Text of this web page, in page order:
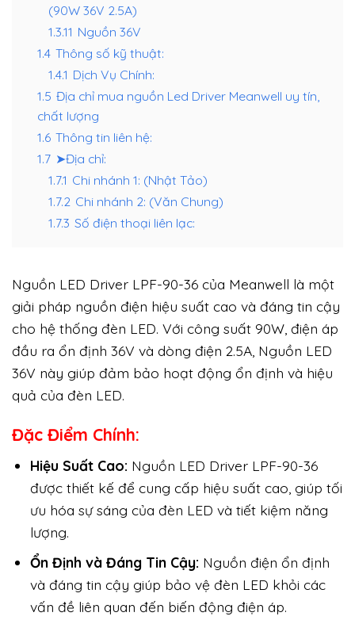
(90W 36V 2.5A)
1.3.11 Nguồn 36V
1.4 Thông số kỹ thuật:
1.4.1 Dịch Vụ Chính:
1.5 Địa chỉ mua nguồn Led Driver Meanwell uy tín,
chất lượng
1.6 Thông tin liên hệ:
1.7 ➤Địa chỉ:
1.7.1 Chi nhánh 1: (Nhật Tảo)
1.7.2 Chi nhánh 2: (Văn Chung)
1.7.3 Số điện thoại liên lạc:
Nguồn LED Driver LPF-90-36 của Meanwell là một
giải pháp nguồn điện hiệu suất cao và đáng tin cậy
cho hệ thống đèn LED. Với công suất 90W, điện áp
đầu ra ổn định 36V và dòng điện 2.5A, Nguồn LED
36V này giúp đảm bảo hoạt động ổn định và hiệu
quả của đèn LED.
Đặc Điểm Chính:
Hiệu Suất Cao: Nguồn LED Driver LPF-90-36
được thiết kế để cung cấp hiệu suất cao, giúp tối
ưu hóa sự sáng của đèn LED và tiết kiệm năng
lượng.
Ổn Định và Đáng Tin Cậy: Nguồn điện ổn định
và đáng tin cậy giúp bảo vệ đèn LED khỏi các
vấn đề liên quan đến biến động điện áp.